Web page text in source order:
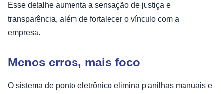
Esse detalhe aumenta a sensação de justiça e
transparência, além de fortalecer o vínculo com a
empresa.
Menos erros, mais foco
O sistema de ponto eletrônico elimina planilhas manuais e